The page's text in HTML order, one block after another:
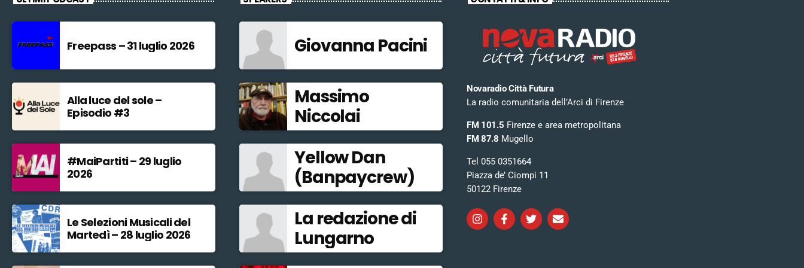
Freepass – 31 luglio 2026
Alla luce del sole –
Episodio #3
#MaiPartiti – 29 luglio
2026
Le Selezioni Musicali del
Martedì – 28 luglio 2026
Giovanna Pacini
Massimo
Niccolai
Yellow Dan
(Banpaycrew)
La redazione di
Lungarno
Novaradio Città Futura
La radio comunitaria dell’Arci di Firenze
FM 101.5 Firenze e area metropolitana
FM 87.8 Mugello
Tel 055 0351664
Piazza de’ Ciompi 11
50122 Firenze